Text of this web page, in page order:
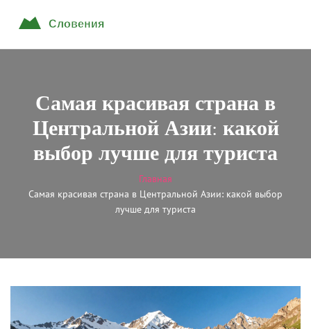
Самая красивая страна в
Центральной Азии: какой
выбор лучше для туриста
Главная
Самая красивая страна в Центральной Азии: какой выбор
лучше для туриста